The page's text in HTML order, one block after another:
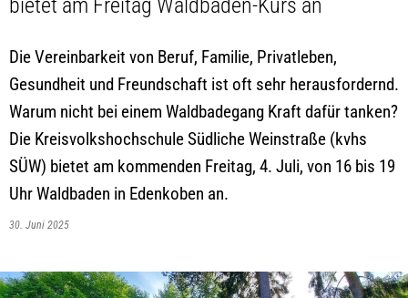
bietet am Freitag Waldbaden-Kurs an
Die Vereinbarkeit von Beruf, Familie, Privatleben,
Gesundheit und Freundschaft ist oft sehr herausfordernd.
Warum nicht bei einem Waldbadegang Kraft dafür tanken?
Die Kreisvolkshochschule Südliche Weinstraße (kvhs
SÜW) bietet am kommenden Freitag, 4. Juli, von 16 bis 19
Uhr Waldbaden in Edenkoben an.
30. Juni 2025